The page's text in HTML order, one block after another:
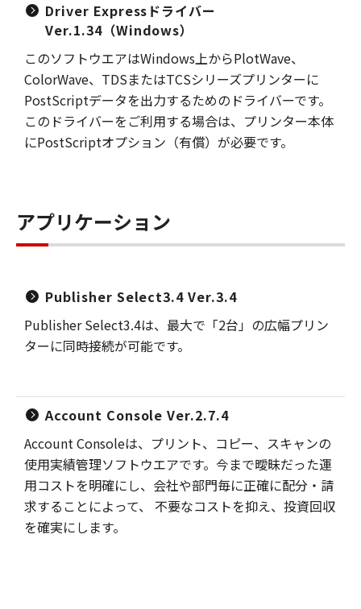
Driver Expressドライバー
Ver.1.34（Windows）
このソフトウエアはWindows上からPlotWave、
ColorWave、TDSまたはTCSシリーズプリンターに
PostScriptデータを出力するためのドライバーです。
このドライバーをご利用する場合は、プリンター本体
にPostScriptオプション（有償）が必要です。
アプリケーション
Publisher Select3.4 Ver.3.4
Publisher Select3.4は、最大で「2台」の広幅プリン
ターに同時接続が可能です。
Account Console Ver.2.7.4
Account Consoleは、プリント、コピー、スキャンの
使用実績管理ソフトウエアです。今まで曖昧だった運
用コストを明確にし、会社や部門毎に正確に配分・請
求することによって、 不要なコストを抑え、投資回収
を確実にします。